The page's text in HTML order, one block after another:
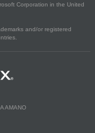
Corporation in the United
and/or registered
AMANO